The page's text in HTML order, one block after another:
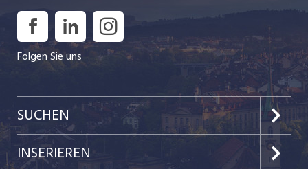
Folgen Sie uns
SUCHEN
Jobs im Kanton Bern
INSERIEREN